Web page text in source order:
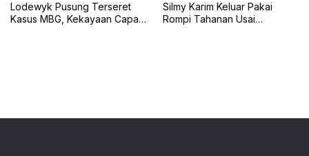
Lodewyk Pusung Terseret
Kasus MBG, Kekayaan Capai
Silmy Karim Keluar Pakai
Rompi Tahanan Usai